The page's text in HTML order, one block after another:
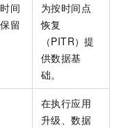
间
留
为按时间点
恢复
（PITR）提
供数据基
础。
在执行应用
升级、数据